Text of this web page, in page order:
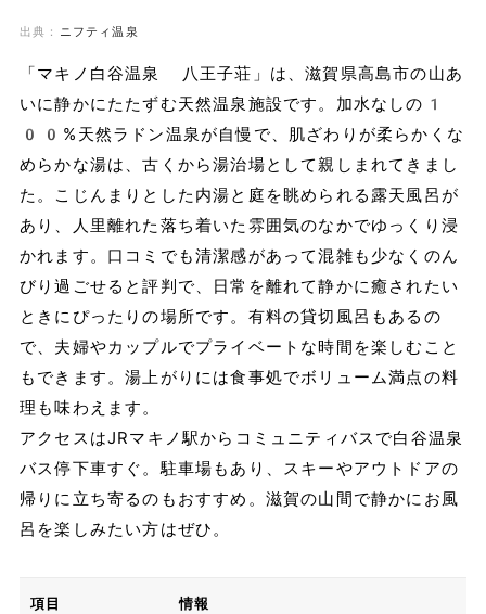
出典： ニフティ温泉
「マキノ白谷温泉 八王子荘」は、滋賀県高島市の山あ
いに静かにたたずむ天然温泉施設です。加水なしの1
00%天然ラドン温泉が自慢で、肌ざわりが柔らかくな
めらかな湯は、古くから湯治場として親しまれてきまし
た。こじんまりとした内湯と庭を眺められる露天風呂が
あり、人里離れた落ち着いた雰囲気のなかでゆっくり浸
かれます。口コミでも清潔感があって混雑も少なくのん
びり過ごせると評判で、日常を離れて静かに癒されたい
ときにぴったりの場所です。有料の貸切風呂もあるの
で、夫婦やカップルでプライベートな時間を楽しむこと
もできます。湯上がりには食事処でボリューム満点の料
理も味わえます。
アクセスはJRマキノ駅からコミュニティバスで白谷温泉
バス停下車すぐ。駐車場もあり、スキーやアウトドアの
帰りに立ち寄るのもおすすめ。滋賀の山間で静かにお風
呂を楽しみたい方はぜひ。
項目 情報